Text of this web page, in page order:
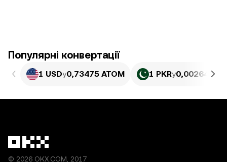
Популярні конвертації
1 USDу0,73475 ATOM 1 PKRу0,0026441
© 2026 OKX.COM, 2017